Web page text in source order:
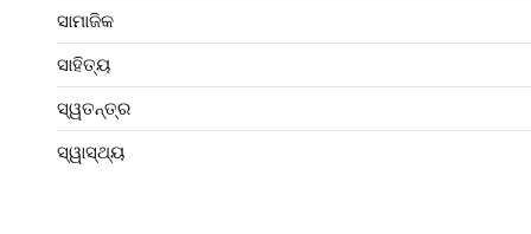
ସାମାଜିକ
ସାହିତ୍ୟ
ସ୍ୱତନ୍ତ୍ର
ସ୍ୱାସ୍ଥ୍ୟ